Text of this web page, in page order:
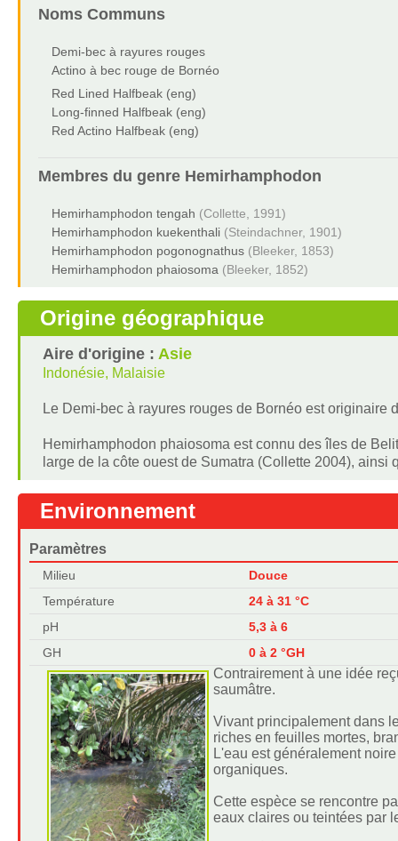
Noms Communs
Demi-bec à rayures rouges
Actino à bec rouge de Bornéo
Red Lined Halfbeak (eng)
Long-finned Halfbeak (eng)
Red Actino Halfbeak (eng)
Membres du genre Hemirhamphodon
Hemirhamphodon tengah (Collette, 1991)
Hemirhamphodon kuekenthali (Steindachner, 1901)
Hemirhamphodon pogonognathus (Bleeker, 1853)
Hemirhamphodon phaiosoma (Bleeker, 1852)
Origine géographique
Aire d'origine : Asie
Indonésie, Malaisie
Le Demi-bec à rayures rouges de Bornéo est originaire
Hemirhamphodon phaiosoma est connu des îles de
large de la côte ouest de Sumatra (Collette 2004),
Environnement
Paramètres
Milieu
Douce
Température
24 à 31 °C
pH
5,3 à 6
GH
0 à 2 °GH
Contrairement à une idée
saumâtre.
Vivant principalement dans
riches en feuilles mortes,
L'eau est généralement
organiques.
Cette espèce se rencontre
eaux claires ou teintées par